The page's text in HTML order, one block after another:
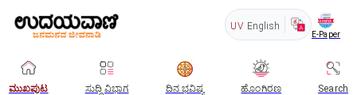
UV English
E-Paper
ಮುಖಪುಟ ಸುದ್ದಿ ವಿಭಾಗ ದಿನ ಭವಿಷ್ಯ ಹೊಂಗಿರಣ Search